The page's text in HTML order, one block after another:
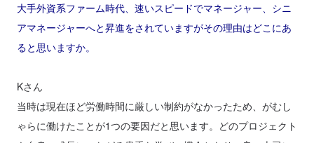
大手外資系ファーム時代、速いスピードでマネージャー、シニ
アマネージャーへと昇進をされていますがその理由はどこにあ
ると思いますか。
Kさん
当時は現在ほど労働時間に厳しい制約がなかったため、がむし
ゃらに働けたことが1つの要因だと思います。どのプロジェクト